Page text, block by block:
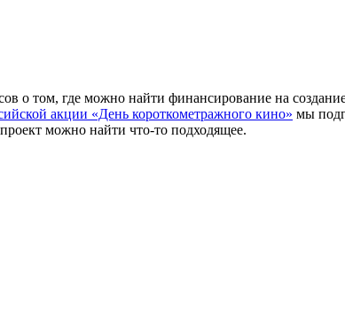
о том, где можно найти финансирование на
акции «День короткометражного кино» мы
можно найти что-то подходящее.